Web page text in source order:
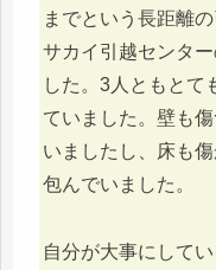
までという長距離の
サカイ引越センタ
した。3人ともとて
ていました。壁も
いましたし、床も
包んでいました。
自分が大事にして